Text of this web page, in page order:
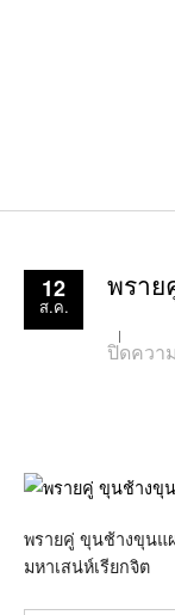
12
ส.ค.
พราย
ปิดควา
พรายคู่ ขุนช้างขุนแ
มหาเสน่ห์เรียกจิต